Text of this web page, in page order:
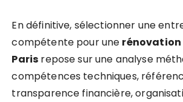
En définitive, sélectionner une
compétente pour une
Paris repose sur une analyse
compétences techniques,
transparence financière,